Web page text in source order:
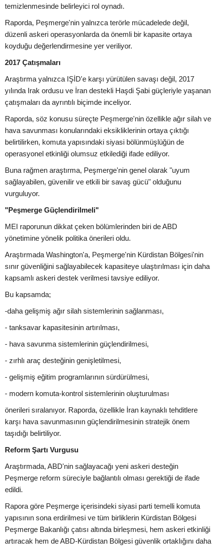
temizlenmesinde belirleyici rol oynadı.
Raporda, Peşmerge'nin yalnızca terörle mücadelede değil,
düzenli askeri operasyonlarda da önemli bir kapasite ortaya
koyduğu değerlendirmesine yer veriliyor.
2017 Çatışmaları
Araştırma yalnızca IŞİD'e karşı yürütülen savaşı değil, 2017
yılında Irak ordusu ve İran destekli Haşdi Şabi güçleriyle yaşanan
çatışmaları da ayrıntılı biçimde inceliyor.
Raporda, söz konusu süreçte Peşmerge'nin özellikle ağır silah ve
hava savunması konularındaki eksikliklerinin ortaya çıktığı
belirtilirken, komuta yapısındaki siyasi bölünmüşlüğün de
operasyonel etkinliği olumsuz etkilediği ifade ediliyor.
Buna rağmen araştırma, Peşmerge'nin genel olarak "uyum
sağlayabilen, güvenilir ve etkili bir savaş gücü" olduğunu
vurguluyor.
"Peşmerge Güçlendirilmeli"
MEI raporunun dikkat çeken bölümlerinden biri de ABD
yönetimine yönelik politika önerileri oldu.
Araştırmada Washington'a, Peşmerge'nin Kürdistan Bölgesi'nin
sınır güvenliğini sağlayabilecek kapasiteye ulaştırılması için daha
kapsamlı askeri destek verilmesi tavsiye ediliyor.
Bu kapsamda;
-daha gelişmiş ağır silah sistemlerinin sağlanması,
- tanksavar kapasitesinin artırılması,
- hava savunma sistemlerinin güçlendirilmesi,
- zırhlı araç desteğinin genişletilmesi,
- gelişmiş eğitim programlarının sürdürülmesi,
- modern komuta-kontrol sistemlerinin oluşturulması
önerileri sıralanıyor. Raporda, özellikle İran kaynaklı tehditlere
karşı hava savunmasının güçlendirilmesinin stratejik önem
taşıdığı belirtiliyor.
Reform Şartı Vurgusu
Araştırmada, ABD'nin sağlayacağı yeni askeri desteğin
Peşmerge reform süreciyle bağlantılı olması gerektiği de ifade
edildi.
Rapora göre Peşmerge içerisindeki siyasi parti temelli komuta
yapısının sona erdirilmesi ve tüm birliklerin Kürdistan Bölgesi
Peşmerge Bakanlığı çatısı altında birleşmesi, hem askeri etkinliği
artıracak hem de ABD-Kürdistan Bölgesi güvenlik ortaklığını daha